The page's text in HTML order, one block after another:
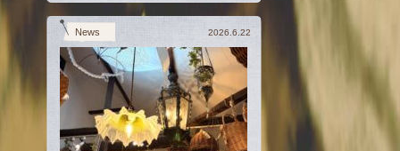
News 2026.6.22